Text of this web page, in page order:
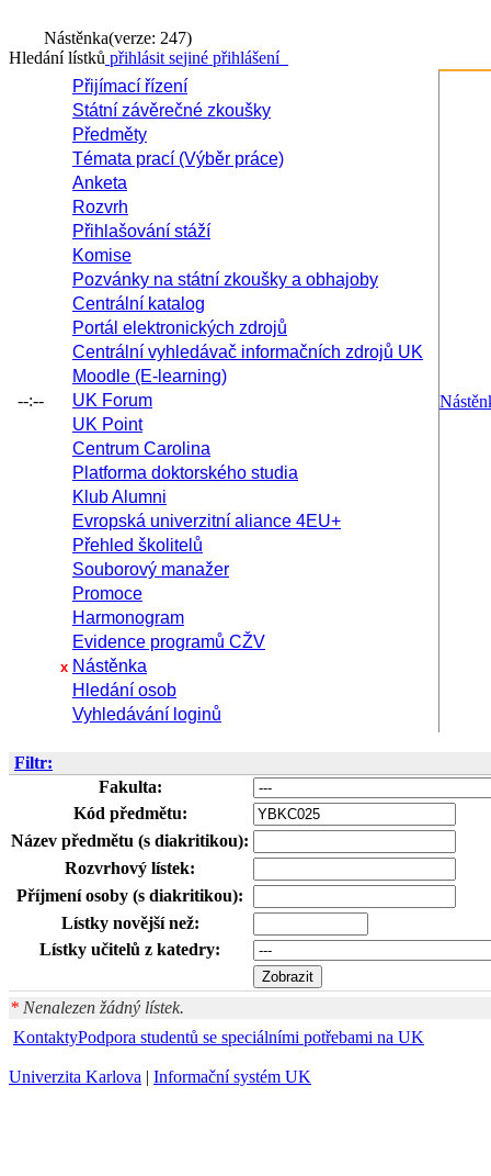
Nástěnka(verze: 247)
Hledání lístků přihlásit sejiné přihlášení
--:--
Přijímací řízení
Státní závěrečné zkoušky
Předměty
Témata prací (Výběr práce)
Anketa
Rozvrh
Přihlašování stáží
Komise
Pozvánky na státní zkoušky a obhajoby
Centrální katalog
Portál elektronických zdrojů
Centrální vyhledávač informačních zdrojů UK
Moodle (E-learning)
UK Forum
UK Point
Centrum Carolina
Platforma doktorského studia
Klub Alumni
Evropská univerzitní aliance 4EU+
Přehled školitelů
Souborový manažer
Promoce
Harmonogram
Evidence programů CŽV
x Nástěnka
Hledání osob
Vyhledávání loginů
Filtr:
Fakulta:
Kód předmětu:
Název předmětu (s diakritikou):
Rozvrhový lístek:
Příjmení osoby (s diakritikou):
Lístky novější než:
Lístky učitelů z katedry:
* Nenalezen žádný lístek.
KontaktyPodpora studentů se speciálními potřebami na UK
Univerzita Karlova | Informační systém UK